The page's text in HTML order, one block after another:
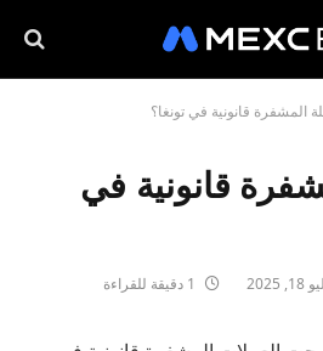
المشفرة قانونية في تونغا؟
قانونية في
2025